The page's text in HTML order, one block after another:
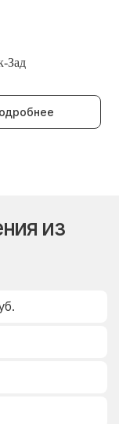
Зад
из